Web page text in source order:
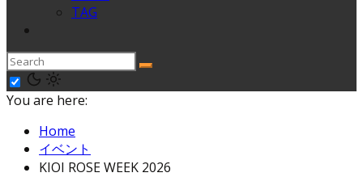
TAG
You are here:
Home
イベント
KIOI ROSE WEEK 2026